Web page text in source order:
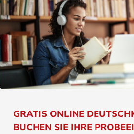
GRATIS ONLINE
BUCHEN SIE IHRE